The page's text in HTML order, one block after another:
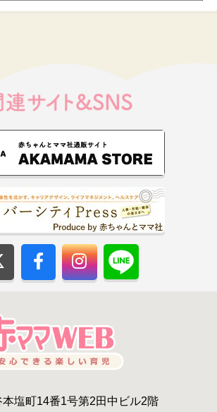
塩町14番1号第2田中ビル2階